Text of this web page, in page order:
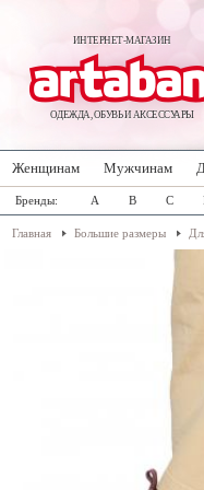
ИНТЕРНЕТ-МАГАЗИН
ОДЕЖДА, ОБУВЬ И АКСЕССУАРЫ
Женщинам Мужчинам
Бренды: A B C
Главная Большие размеры